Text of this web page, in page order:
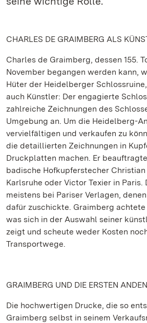
CHARLES DE GRAIMBERG ALS
Charles de Graimberg, dessen 155.
November begangen werden kann,
Hüter der Heidelberger
auch Künstler: Der engagierte
zahlreiche Zeichnungen des
Umgebung an. Um die Heidelberg-
vervielfältigen und verkaufen zu
die detaillierten Zeichnungen in
Druckplatten machen. Er
badische Hofkupferstecher
Karlsruhe oder Victor Texier in
meistens bei Pariser Verlagen,
dafür zuschickte. Graimberg
was sich in der Auswahl seiner
zeigt und scheute weder Kosten
Transportwege.
GRAIMBERG UND DIE ERSTEN
Die hochwertigen Drucke, die so
Graimberg selbst in seinem